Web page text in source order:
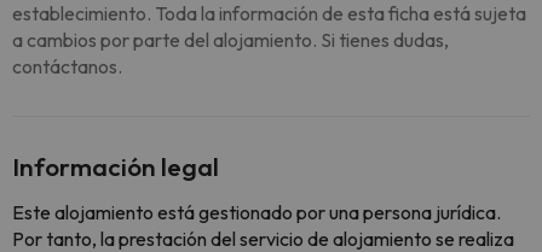
establecimiento. Toda la información de esta ficha está sujeta
a cambios por parte del alojamiento. Si tienes dudas,
contáctanos.
Información legal
Este alojamiento está gestionado por una persona jurídica.
Por tanto, la prestación del servicio de alojamiento se realiza